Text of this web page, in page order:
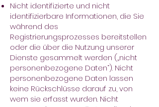
Nicht identifizierte und nicht
identifizierbare Informationen, die Sie
während des
Registrierungsprozesses bereitstellen
oder die über die Nutzung unserer
Dienste gesammelt werden („nicht
personenbezogene Daten“). Nicht
personenbezogene Daten lassen
keine Rückschlüsse darauf zu, von
wem sie erfasst wurden. Nicht